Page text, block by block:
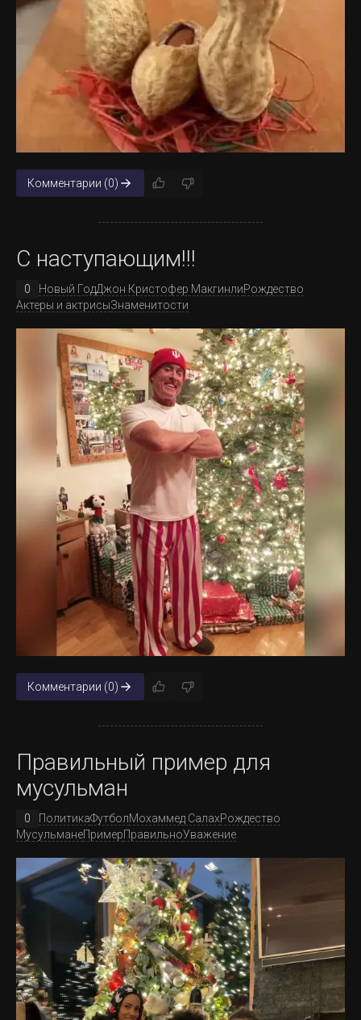
Комментарии (0)
С наступающим!!!
0 Новый ГодДжон Кристофер МакгинлиРождество
Актеры и актрисыЗнаменитости
Комментарии (0)
Правильный пример для
мусульман
0 ПолитикаФутболМохаммед СалахРождество
МусульманеПримерПравильноУважение